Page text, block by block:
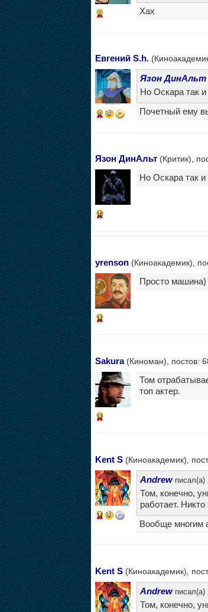
7 Хах
Евгений S.h.
9
Язон ДинАльт
Но Оскара так
Почетный ему
Язон ДинАльт(Критик),
16
Но Оскара так
yrenson(Киноакадемик),
12
Просто машина)
Sakura(Киноман), постов:
13
Том
топ актер.
Kent S(Киноакадемик),
14
Andrewписал(а)
Том, конечно,
работает. Никто
Вообще многим
Kent S(Киноакадемик),
Andrewписал(а)
Том, конечно,